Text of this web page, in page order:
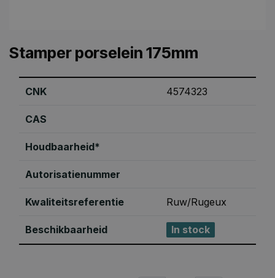
Stamper porselein 175mm
CNK 4574323
CAS
Houdbaarheid*
Autorisatienummer
Kwaliteitsreferentie Ruw/Rugeux
Beschikbaarheid In stock